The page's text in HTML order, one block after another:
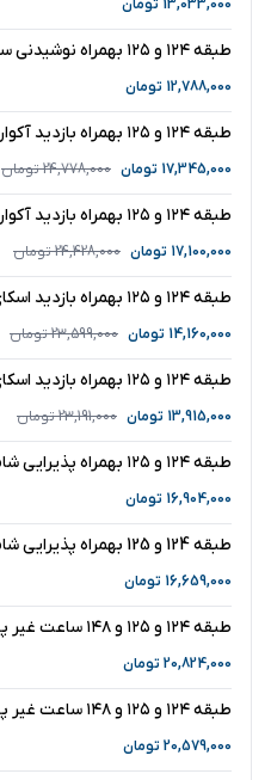
13,033,000 تومان
طبقه ۱۲۴ و ۱۲۵ بهمراه نوشیدنی ساعت پیک - کودک
12,788,000 تومان
طبقه ۱۲۴ و ۱۲۵ بهمراه بازدید آکواریوم - بزرگسال
17,345,000 تومان 24,778,000تومان
طبقه ۱۲۴ و ۱۲۵ بهمراه بازدید آکواریوم - کودک
17,100,000 تومان 24,428,000تومان
طبقه ۱۲۴ و ۱۲۵ بهمراه بازدید اسکای ویو - بزرگسال
14,160,000 تومان 23,599,000تومان
طبقه ۱۲۴ و ۱۲۵ بهمراه بازدید اسکای ویو - کودک
13,915,000 تومان 23,191,000تومان
طبقه ۱۲۴ و ۱۲۵ بهمراه پذیرایی شام یا ناهار - بزرگسال
16,904,000 تومان
طبقه 124 و 125 بهمراه پذیرایی شام یا ناهار - کودک
16,659,000 تومان
طبقه ۱۲۴ و ۱۲۵ و ۱۴۸ ساعت غیر پیک - بزرگسال
20,824,000 تومان
طبقه ۱۲۴ و ۱۲۵ و ۱۴۸ ساعت غیر پیک - کودک
20,579,000 تومان